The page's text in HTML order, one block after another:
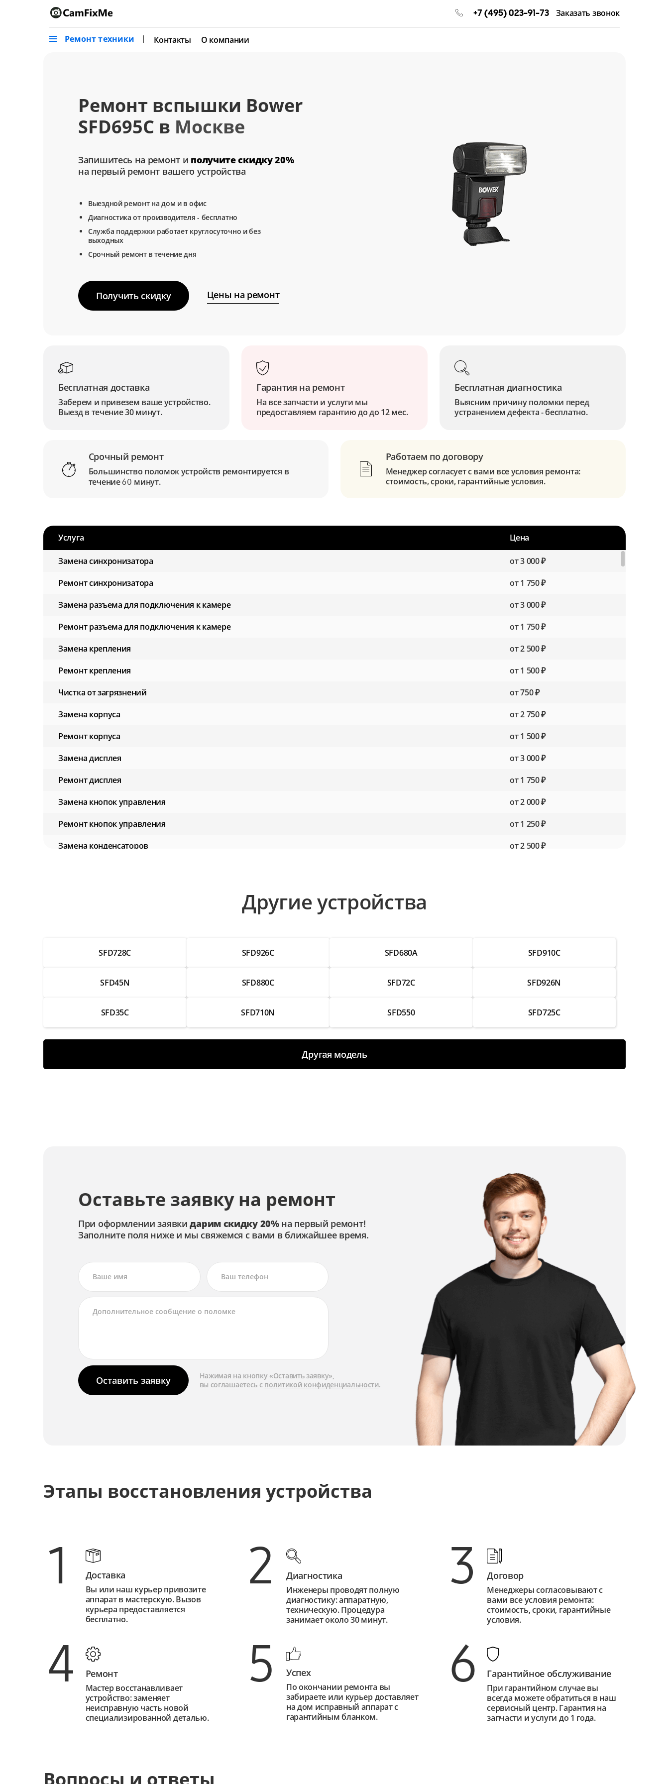
+7 (495) 023-91-73 Заказать звонок
Ремонт техники Контакты О компании
Ремонт вспышки Bower
SFD695C в Москве
Запишитесь на ремонт и получите скидку 20%
на первый ремонт вашего устройства
Выездной ремонт на дом и в офис
Диагностика от производителя - бесплатно
Служба поддержки работает круглосуточно и без
выходных
Срочный ремонт в течение дня
Получить скидку Цены на ремонт
Бесплатная доставка
Заберем и привезем ваше устройство.
Выезд в течение 30 минут.
Гарантия на ремонт
На все запчасти и услуги мы
предоставляем гарантию до до 12 мес.
Бесплатная диагностика
Выясним причину поломки перед
устранением дефекта - бесплатно.
Срочный ремонт
Большинство поломок устройств ремонтируется в
течение 60 минут.
Работаем по договору
Менеджер согласует с вами все условия ремонта:
стоимость, сроки, гарантийные условия.
Услуга Цена
Замена синхронизатора
от 3 000 ₽
Ремонт синхронизатора
от 1 750 ₽
Замена разъема для подключения к камере
от 3 000 ₽
Ремонт разъема для подключения к камере
от 1 750 ₽
Замена крепления
от 2 500 ₽
Ремонт крепления
от 1 500 ₽
Чистка от загрязнений
от 750 ₽
Замена корпуса
от 2 750 ₽
Ремонт корпуса
от 1 500 ₽
Замена дисплея
от 3 000 ₽
Ремонт дисплея
от 1 750 ₽
Замена кнопок управления
от 2 000 ₽
Ремонт кнопок управления
от 1 250 ₽
Замена конденсаторов
от 2 500 ₽
Ремонт системы зарядки
от 1 750 ₽
Замена лампы
от 2 500 ₽
Другие устройства
SFD728C SFD926C SFD680A SFD910C
SFD45N SFD880C SFD72C SFD926N
SFD35C SFD710N SFD550 SFD725C
Другая модель
Оставьте заявку на ремонт
При оформлении заявкидарим скидку 20%на первый ремонт!
Заполните поля ниже и мы свяжемся с вами в ближайшее время.
Оставить заявку
Нажимая на кнопку «Оставить заявку»,
вы соглашаетесь с политикой конфиденциальности.
Этапы восстановления устройства
1 Доставка
Вы или наш курьер привозите
аппарат в мастерскую. Вызов
курьера предоставляется
бесплатно.
2 Диагностика
Инженеры проводят полную
диагностику: аппаратную,
техническую. Процедура
занимает около 30 минут.
3 Договор
Менеджеры согласовывают с
вами все условия ремонта:
стоимость, сроки, гарантийные
условия.
4 Ремонт
Мастер восстанавливает
устройство: заменяет
неисправную часть новой
специализированной деталью.
5 Успех
По окончании ремонта вы
забираете или курьер доставляет
на дом исправный аппарат с
гарантийным бланком.
6 Гарантийное обслуживание
При гарантийном случае вы
всегда можете обратиться в наш
сервисный центр. Гарантия на
запчасти и услуги до 1 года.